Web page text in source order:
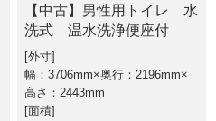
【中古】男性用トイレ 水
洗式 温水洗浄便座付
外寸
幅：3706mm×奥行：2196mm×
高さ：2443mm
面積